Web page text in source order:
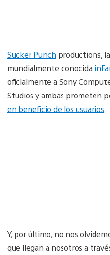
Sucker Punch productions,
mundialmente conocida
oficialmente a Sony
Studios y ambas prometen
en beneficio de los usuarios
Y, por último, no nos
que llegan a nosotros a